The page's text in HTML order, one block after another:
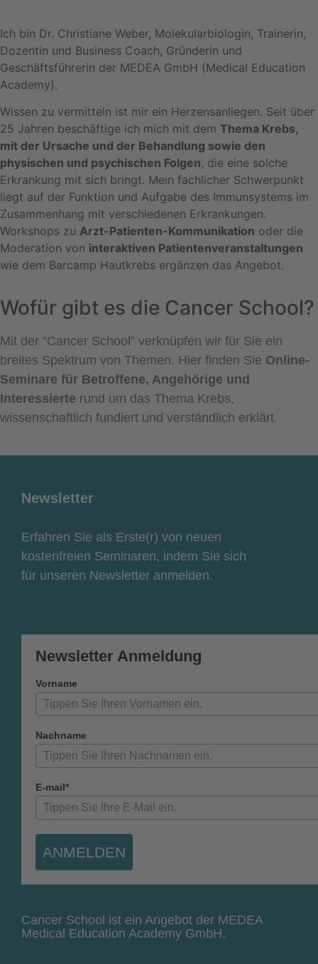
Ich bin Dr. Christiane Weber, Molekularbiologin, Trainerin,
Dozentin und Business Coach, Gründerin und
Geschäftsführerin der MEDEA GmbH (Medical Education
Academy).
Wissen zu vermitteln ist mir ein Herzensanliegen. Seit über
25 Jahren beschäftige ich mich mit dem Thema Krebs,
mit der Ursache und der Behandlung sowie den
physischen und psychischen Folgen, die eine solche
Erkrankung mit sich bringt. Mein fachlicher Schwerpunkt
liegt auf der Funktion und Aufgabe des Immunsystems im
Zusammenhang mit verschiedenen Erkrankungen.
Workshops zu Arzt-Patienten-Kommunikation oder die
Moderation von interaktiven Patientenveranstaltungen
wie dem Barcamp Hautkrebs ergänzen das Angebot.
Wofür gibt es die Cancer School?
Mit der “Cancer School” verknüpfen wir für Sie ein
breites Spektrum von Themen. Hier finden Sie Online-
Seminare für Betroffene, Angehörige und
Interessierte rund um das Thema Krebs,
wissenschaftlich fundiert und verständlich erklärt.
Newsletter
Erfahren Sie als Erste(r) von neuen
kostenfreien Seminaren, indem Sie sich
für unseren Newsletter anmelden.
Newsletter Anmeldung
Vorname
Nachname
E-mail*
ANMELDEN
Cancer School ist ein Angebot der MEDEA
Medical Education Academy GmbH.